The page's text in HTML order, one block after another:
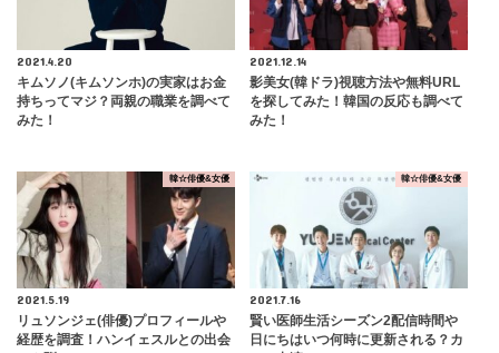
2021.4.20
キムソノ(キムソンホ)の実家はお金
持ちってマジ？両親の職業を調べて
みた！
2021.12.14
影美女(韓ドラ)視聴方法や無料URL
を探してみた！韓国の反応も調べて
みた！
韓☆俳優&女優
2021.5.19
リュソンジェ(俳優)プロフィールや
経歴を調査！ハンイェスルとの出会
韓☆俳優&女優
2021.7.16
賢い医師生活シーズン2配信時間や
日にちはいつ何時に更新される？カ